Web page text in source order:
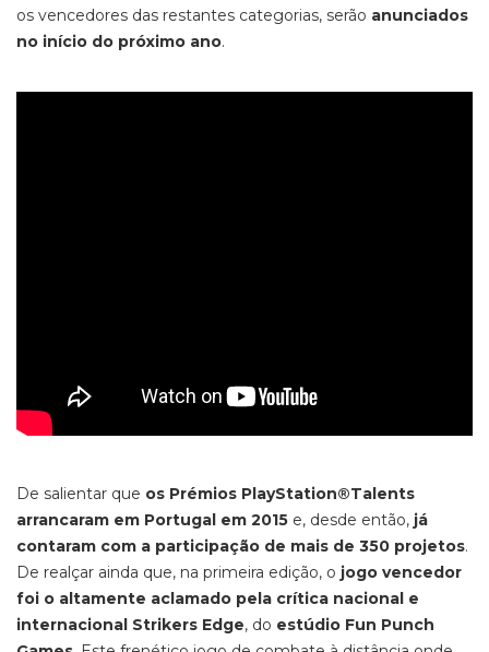
os vencedores das restantes categorias, serão anunciados
no início do próximo ano.
De salientar que os Prémios PlayStation®Talents
arrancaram em Portugal em 2015 e, desde então, já
contaram com a participação de mais de 350 projetos.
De realçar ainda que, na primeira edição, o jogo vencedor
foi o altamente aclamado pela crítica nacional e
internacional Strikers Edge, do estúdio Fun Punch